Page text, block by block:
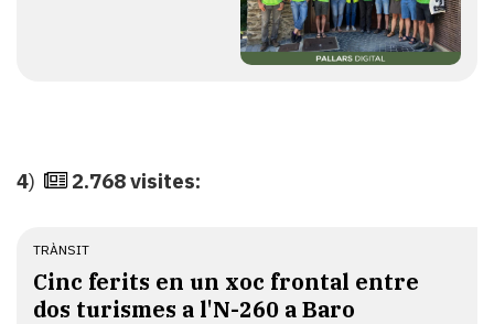
4) 2.768 visites:
TRÀNSIT
Cinc ferits en un xoc frontal entre
dos turismes a l'N-260 a Baro